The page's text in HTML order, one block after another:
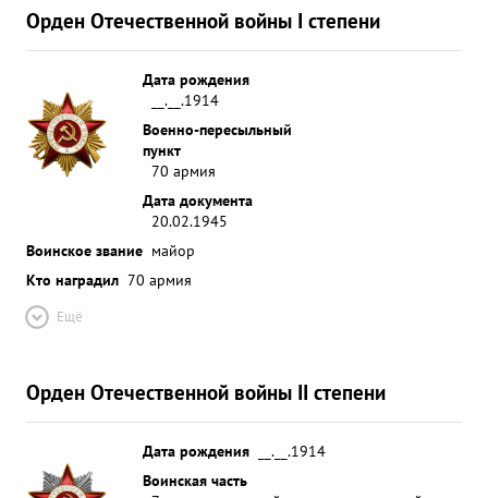
Орден Отечественной войны I степени
Дата рождения
__.__.1914
Военно-пересыльный
пункт
70 армия
Дата документа
20.02.1945
Воинское звание майор
Кто наградил 70 армия
Ещё
Орден Отечественной войны II степени
Дата рождения
__.__.1914
Воинская часть